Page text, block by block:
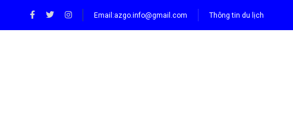
Email:azgo.info@gmail.com Thông tin du lịch